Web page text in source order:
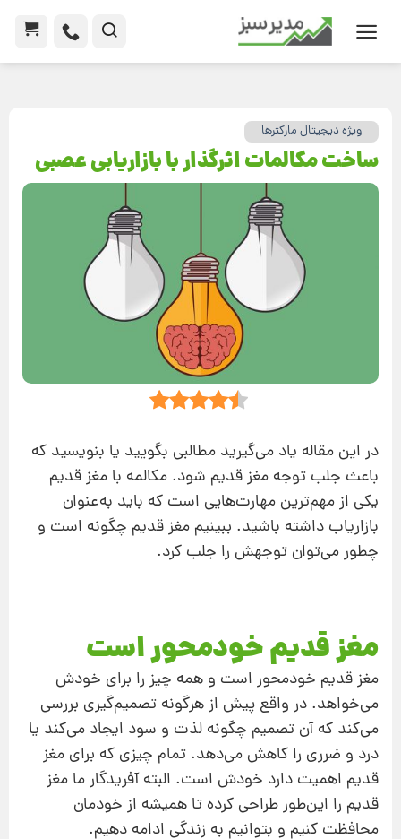
ویژه دیجیتال مارکترها
ساخت مکالمات اثرگذار با بازاریابی عصبی
در این مقاله یاد می‌گیرید مطالبی بگویید یا بنویسید که
باعث جلب توجه مغز قدیم شود. مکالمه با مغز قدیم
یکی از مهم‌ترین مهارت‌هایی است که باید به‌عنوان
بازاریاب داشته باشید. ببینیم مغز قدیم چگونه است و
چطور می‌توان توجهش را جلب کرد.
مغز قدیم خودمحور است
مغز قدیم خودمحور است و همه چیز را برای خودش
می‌خواهد. در واقع پیش از هرگونه تصمیم‌گیری بررسی
می‌کند که آن تصمیم چگونه لذت و سود ایجاد می‌کند یا
درد و ضرری را کاهش می‌دهد. تمام چیزی که برای مغز
قدیم اهمیت دارد خودش است. البته آفریدگار ما مغز
قدیم را این‌طور طراحی کرده تا همیشه از خودمان
محافظت کنیم و بتوانیم به زندگی ادامه دهیم.